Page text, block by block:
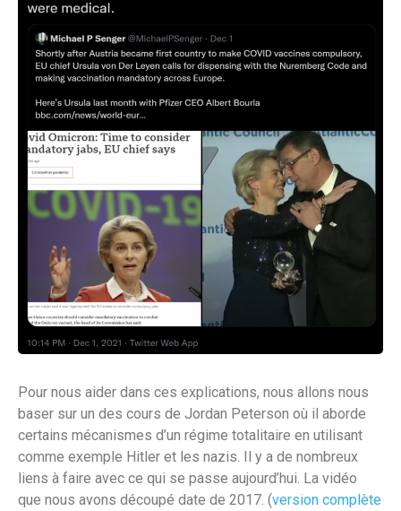
Pour nous aider dans ces explications, nous allons nous
baser sur un des cours de Jordan Peterson où il aborde
certains mécanismes d’un régime totalitaire en utilisant
comme exemple Hitler et les nazis. Il y a de nombreux
liens à faire avec ce qui se passe aujourd’hui. La vidéo
que nous avons découpé date de 2017. (version complète